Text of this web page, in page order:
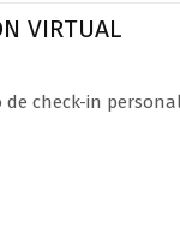
VIRTUAL
check-in